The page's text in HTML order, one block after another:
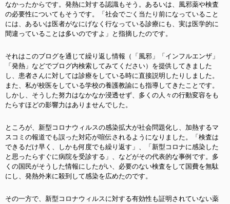
なかったからです。発熱に対する認識もそう。あるいは、風邪薬や検査
の必要性についてもそうです。「社会でごく当たり前になっていること
には、あるいは医者がなにげなく行なっている診療にも、実は医学的に
間違っていることは多いのですよ」と指摘したのです。
それはこのブログを通じて繰り返し情報（「風邪」「インフルエンザ」
「発熱」などでブログ内検索してみてください）を提供してきました
し、患者さんに対しては診療をしている時に直接説明したりしました。
また、私が校医をしている学校の養護教諭にも指導してきたことです。
しかし、そうした努力はなかなか浸透せず、多くの人々の行動変容をも
たらすほどの影響力はありませんでした。
ところが、新型コロナウィルスの感染拡大が社会問題化し、加熱するマ
スコミの報道でも誤った対応が喧伝されるようになりました。「検査は
できるだけ早く、しかも何度でも繰り返す」、「新型コロナに感染した
と思ったらすぐに病院を受診する」、などがその代表的な事例です。多
くの国民がそうした情報にしたがい、必要のない検査をして国費を無駄
にし、発熱外来に殺到して感染を広めたのです。
その一方で、新型コロナウィルスに対する有効性も証明されていない薬